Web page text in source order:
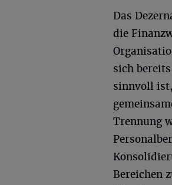
Das
die
sich
sinnvoll
Trennung
Bereichen